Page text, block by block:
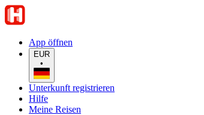
App öffnen
EUR
•
Unterkunft registrieren
Hilfe
Meine Reisen